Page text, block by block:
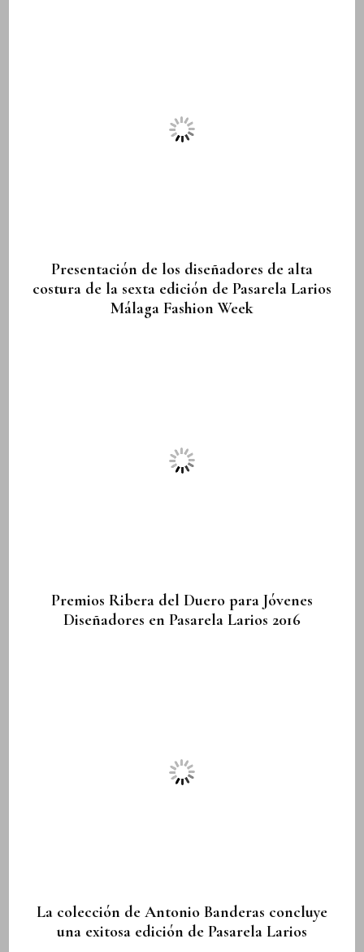
Presentación de los diseñadores de alta
costura de la sexta edición de Pasarela Larios
Málaga Fashion Week
Premios Ribera del Duero para Jóvenes
Diseñadores en Pasarela Larios 2016
La colección de Antonio Banderas concluye
una exitosa edición de Pasarela Larios